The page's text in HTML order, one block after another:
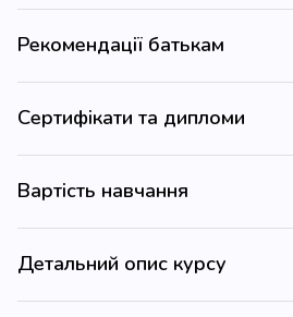
Рекомендації батькам
Сертифікати та дипломи
Вартість навчання
Детальний опис курсу